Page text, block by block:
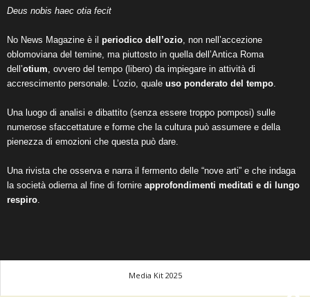
Deus nobis haec otia fecit
No News Magazine è il periodico dell’ozio, non nell’accezione
oblomoviana del temine, ma piuttosto in quella dell’Antica Roma
dell’otium, ovvero del tempo (libero) da impiegare in attività di
accrescimento personale. L’ozio, quale uso ponderato del tempo.
Una luogo di analisi e dibattito (senza essere troppo pomposi) sulle
numerose sfaccettature e forme che la cultura può assumere e della
pienezza di emozioni che questa può dare.
Una rivista che osserva e narra il fermento delle “nove arti” e che indaga
la società odierna al fine di fornire approfondimenti meditati e di lungo
respiro.
Media Kit 2025